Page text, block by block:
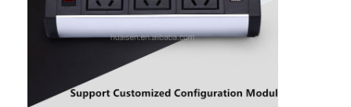
bicara sekarang
Papan tulis interaktif